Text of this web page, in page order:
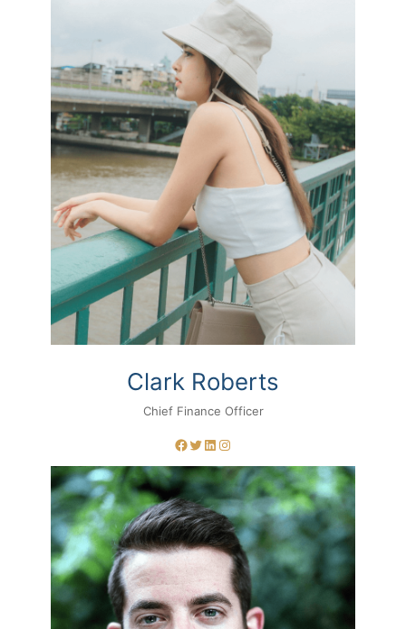
Clark Roberts
Chief Finance Officer
Facebook Twitter LinkedIn Instagram